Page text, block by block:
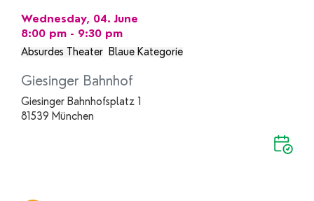
Wednesday, 04. June
8:00 pm - 9:30 pm
Absurdes Theater Blaue Kategorie
Giesinger Bahnhof
Giesinger Bahnhofsplatz 1
81539 München